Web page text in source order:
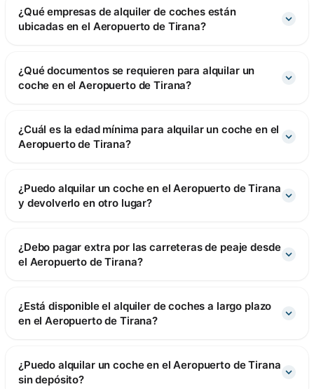
¿Qué empresas de alquiler de coches están
ubicadas en el Aeropuerto de Tirana?
¿Qué documentos se requieren para alquilar un
coche en el Aeropuerto de Tirana?
¿Cuál es la edad mínima para alquilar un coche en el
Aeropuerto de Tirana?
¿Puedo alquilar un coche en el Aeropuerto de Tirana
y devolverlo en otro lugar?
¿Debo pagar extra por las carreteras de peaje desde
el Aeropuerto de Tirana?
¿Está disponible el alquiler de coches a largo plazo
en el Aeropuerto de Tirana?
¿Puedo alquilar un coche en el Aeropuerto de Tirana
sin depósito?